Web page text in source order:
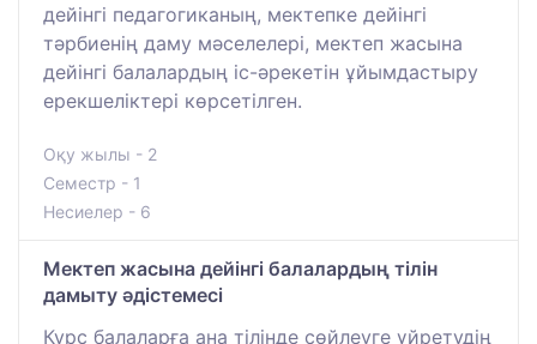
дейінгі педагогиканың, мектепке дейінгі
тәрбиенің даму мәселелері, мектеп жасына
дейінгі балалардың іс-әрекетін ұйымдастыру
ерекшеліктері көрсетілген.
Оқу жылы - 2
Семестр - 1
Несиелер - 6
Мектеп жасына дейінгі балалардың тілін
дамыту әдістемесі
Курс балаларға ана тілінде сөйлеуге үйретудің